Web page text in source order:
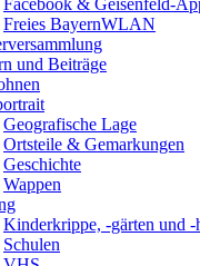
Facebook & Geisenfeld-
Freies BayernWLAN
und Beiträge
Geografische Lage
Ortsteile & Gemarkungen
Geschichte
Wappen
Kinderkrippe, -gärten und -
Schulen